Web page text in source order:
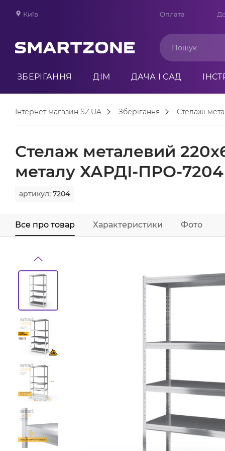
Київ Оплата
ЗБЕРІГАННЯ ДІМ ДАЧА І САД
Інтернет магазин SZ.UA Зберігання Стелажі
Стелаж металевий
металу ХАРДІ-ПРО-
артикул: 7204
Все про товар Характеристики Фото